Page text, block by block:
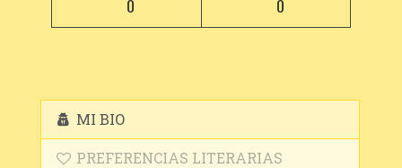
0 0
MI BIO
PREFERENCIAS LITERARIAS